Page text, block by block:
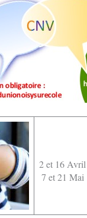
2 et 16 Avril
7 et 21 Mai